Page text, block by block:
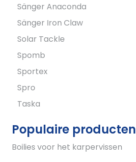
Sänger Anaconda
Sänger Iron Claw
Solar Tackle
Spomb
Sportex
Spro
Taska
Populaire producten
Boilies voor het karpervissen